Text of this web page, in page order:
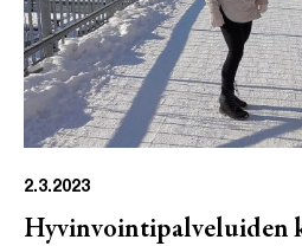
2.3.2023
Hyvinvointipalveluiden